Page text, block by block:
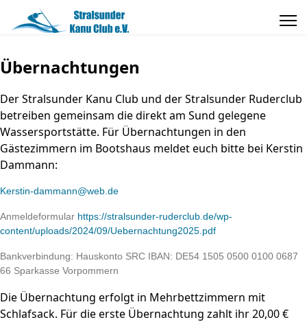
Übernachtungen
Der Stralsunder Kanu Club und der Stralsunder Ruderclub
betreiben gemeinsam die direkt am Sund gelegene
Wassersportstätte. Für Übernachtungen in den
Gästezimmern im Bootshaus meldet euch bitte bei Kerstin
Dammann:
Kerstin-dammann@web.de
Anmeldeformular https://stralsunder-ruderclub.de/wp-
content/uploads/2024/09/Uebernachtung2025.pdf
Bankverbindung: Hauskonto SRC IBAN: DE54 1505 0500 0100 0687
66 Sparkasse Vorpommern
Die Übernachtung erfolgt in Mehrbettzimmern mit
Schlafsack. Für die erste Übernachtung zahlt ihr 20,00 €